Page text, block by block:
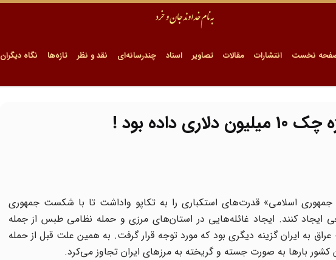
نخست انتشارات مقالات تصاویر اسناد چندرسانه‌ای نقد و نظر تازه‌ها نگاه دیگران
بود !
جمهوری اسلامی» قدرت‌های استکباری را به تکاپو واداشت تا با شکست جمهوری
ایجاد کنند. ایجاد غائله‌هایی در استان‌های مرزی و حمله نظامی طبس از جمله
به ایران گزینه دیگری بود که مورد توجه قرار گرفت. به همین علت قبل از حمله
بارها به صورت جسته و گریخته به مرزهای ایران تجاوز می‌کرد.